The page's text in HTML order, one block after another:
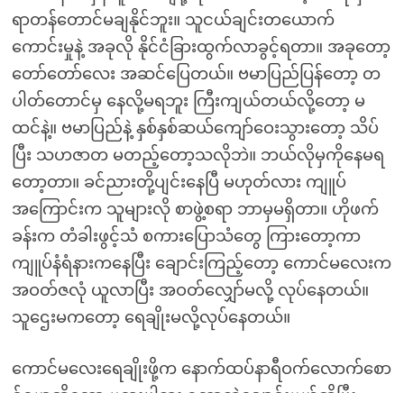
ရာတန်တောင်မချနိုင်ဘူး။ သူငယ်ချင်းတယောက်
ကောင်းမှုနဲ့ အခုလို နိုင်ငံခြားထွက်လာခွင့်ရတာ။ အခုတော့
တော်တော်လေး အဆင်ပြေတယ်။ ဗမာပြည်ပြန်တော့ တ
ပါတ်တောင်မှ နေလို့မရဘူး ကြီးကျယ်တယ်လို့တော့ မ
ထင်နဲ့။ ဗမာပြည်နဲ့ နှစ်နှစ်ဆယ်ကျော်ဝေးသွားတော့ သိပ်
ပြီး သဟဇာတ မတည့်တော့သလိုဘဲ။ ဘယ်လိုမှကိုနေမရ
တော့တာ။ ခင်ညားတို့ပျင်းနေပြီ မဟုတ်လား ကျူပ်
အကြောင်းက သူများလို စာဖွဲ့စရာ ဘာမှမရှိတာ။ ဟိုဖက်
ခန်းက တံခါးဖွင့်သံ စကားပြောသံတွေ ကြားတော့ကာ
ကျူပ်နံရံနားကနေပြီး ချောင်းကြည့်တော့ ကောင်မလေးက
အဝတ်ဇလုံ ယူလာပြီး အဝတ်လျှော်မလို့ လုပ်နေတယ်။
သူဌေးမကတော့ ရေချိုးမလို့လုပ်နေတယ်။
ကောင်မလေးရေချိုးဖို့က နောက်ထပ်နာရီဝက်လောက်စော